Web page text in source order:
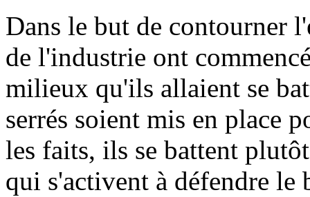
Dans le but de contourner
de l'industrie ont
milieux qu'ils allaient se
serrés soient mis en place
les faits, ils se battent
qui s'activent à défendre le